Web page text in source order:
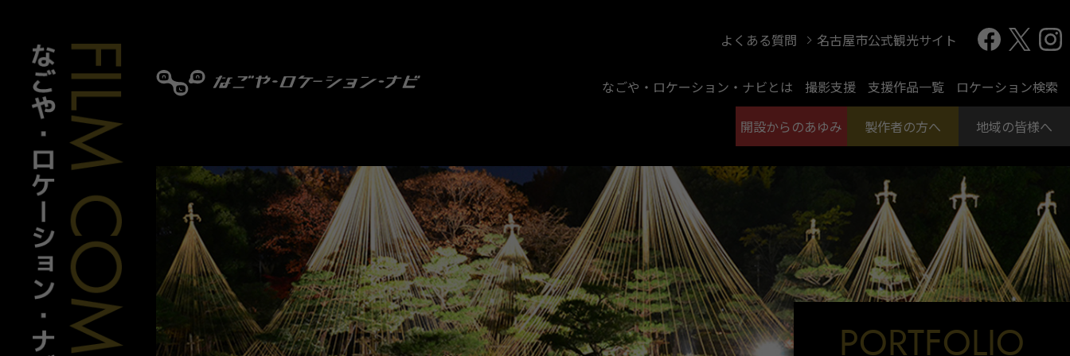
よくある質問 名古屋市公式観光サイト
なごや・ロケーション・ナビとは 撮影支援 支援作品一覧 ロケーション検索
開設からのあゆみ 製作者の方へ 地域の皆様へ
PORTFOLIO